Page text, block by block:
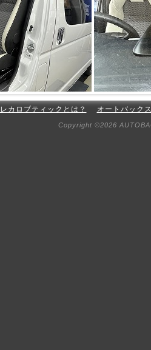
レカロブティックとは？ オートバック
Copyright ©2026